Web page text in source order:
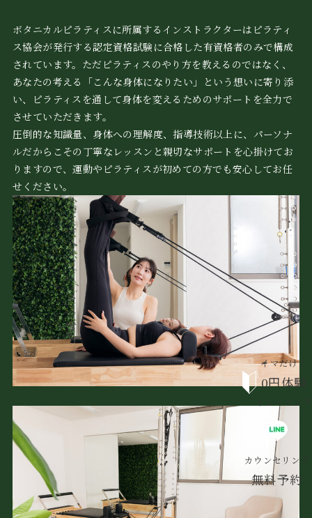
イマだけ！
0円体験
カウンセリング
無料予約
ボタニカルピラティスに所属するインストラクターはピラティ
ス協会が発行する認定資格試験に合格した有資格者のみで構成
されています。ただピラティスのやり方を教えるのではなく、
あなたの考える「こんな身体になりたい」という想いに寄り添
い、ピラティスを通して身体を変えるためのサポートを全力で
させていただきます。
圧倒的な知識量、身体への理解度、指導技術以上に、パーソナ
ルだからこその丁寧なレッスンと親切なサポートを心掛けてお
りますので、運動やピラティスが初めての方でも安心してお任
せください。